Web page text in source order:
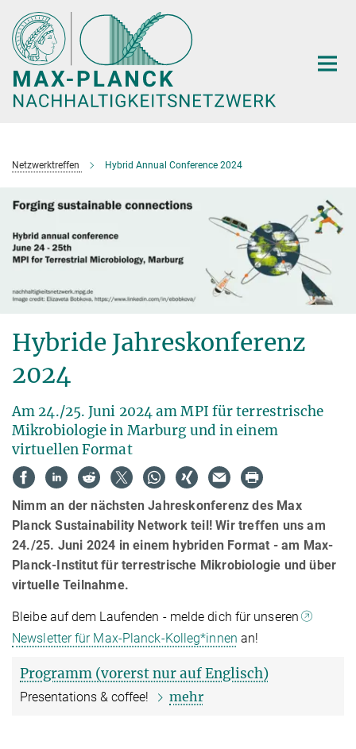
Hauptinhalt
Netzwerktreffen Hybrid Annual Conference 2024
Hybride Jahreskonferenz
2024
Am 24./25. Juni 2024 am MPI für terrestrische
Mikrobiologie in Marburg und in einem
virtuellen Format
Nimm an der nächsten Jahreskonferenz des Max
Planck Sustainability Network teil! Wir treffen uns am
24./25. Juni 2024 in einem hybriden Format - am Max-
Planck-Institut für terrestrische Mikrobiologie und über
virtuelle Teilnahme.
Bleibe auf dem Laufenden - melde dich für unseren
Newsletter für Max-Planck-Kolleg*innen an!
Programm (vorerst nur auf Englisch)
Presentations & coffee! mehr